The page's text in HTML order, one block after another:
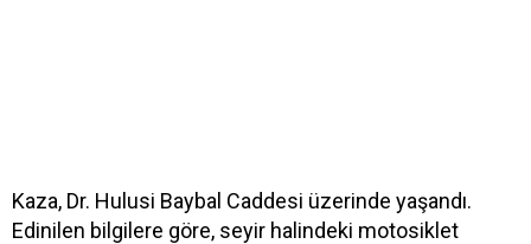
Kaza, Dr. Hulusi Baybal Caddesi üzerinde yaşandı.
Edinilen bilgilere göre, seyir halindeki motosiklet